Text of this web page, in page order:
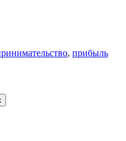
, прибыль